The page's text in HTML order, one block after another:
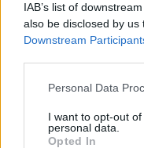
IAB’s list of
also be disclosed by
Downstream
Personal Data
I want to opt-out
personal data.
Opted In